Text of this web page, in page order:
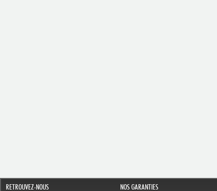
RETROUVEZ-NOUS NOS GARANTIES